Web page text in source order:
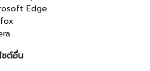
Edge
ซต์อื่น